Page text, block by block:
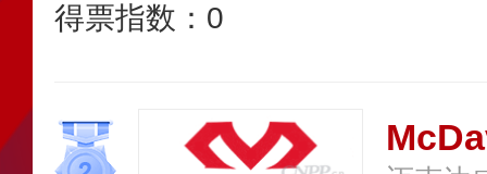
得票指数： 0